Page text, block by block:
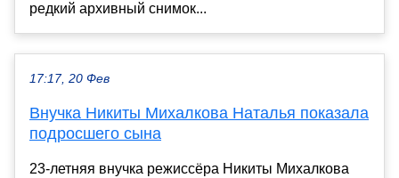
редкий архивный снимок...
17:17, 20 Фев
Внучка Никиты Михалкова Наталья показала
подросшего сына
23-летняя внучка режиссёра Никиты Михалкова